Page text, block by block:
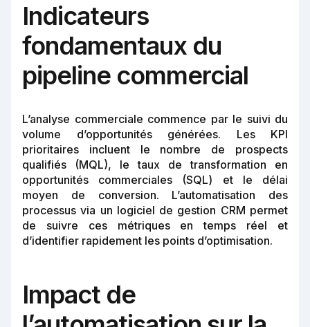
Indicateurs
fondamentaux du
pipeline commercial
L’analyse commerciale commence par le suivi du
volume d’opportunités générées. Les KPI
prioritaires incluent le nombre de prospects
qualifiés (MQL), le taux de transformation en
opportunités commerciales (SQL) et le délai
moyen de conversion. L’automatisation des
processus via un logiciel de gestion CRM permet
de suivre ces métriques en temps réel et
d’identifier rapidement les points d’optimisation.
Impact de